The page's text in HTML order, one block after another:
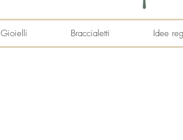
Gioielli Braccialetti Idee